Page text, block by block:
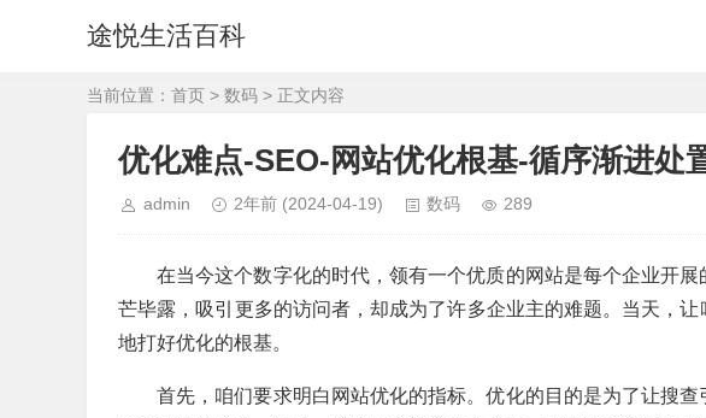
途悦生活百科
当前位置： 首页 > 数码 > 正文内容
优化难点-SEO-网站优化根基-循序渐进处
admin 2年前 (2024-04-19) 数码 289
在当今这个数字化的时代，领有一个优质的网站是每个企业开
芒毕露，吸引更多的访问者，却成为了许多企业主的难题。当天，
地打好优化的根基。
首先，咱们要求明白网站优化的指标。优化的目的是为了让搜